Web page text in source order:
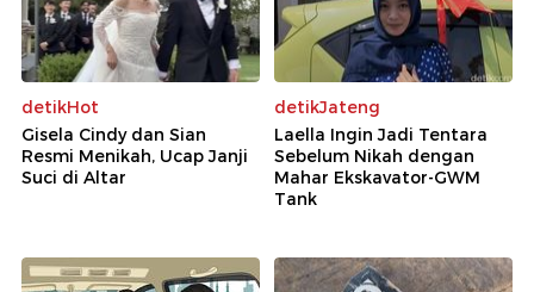
detikHot
Gisela Cindy dan Sian
Resmi Menikah, Ucap Janji
Suci di Altar
detikJateng
Laella Ingin Jadi Tentara
Sebelum Nikah dengan
Mahar Ekskavator-GWM
Tank